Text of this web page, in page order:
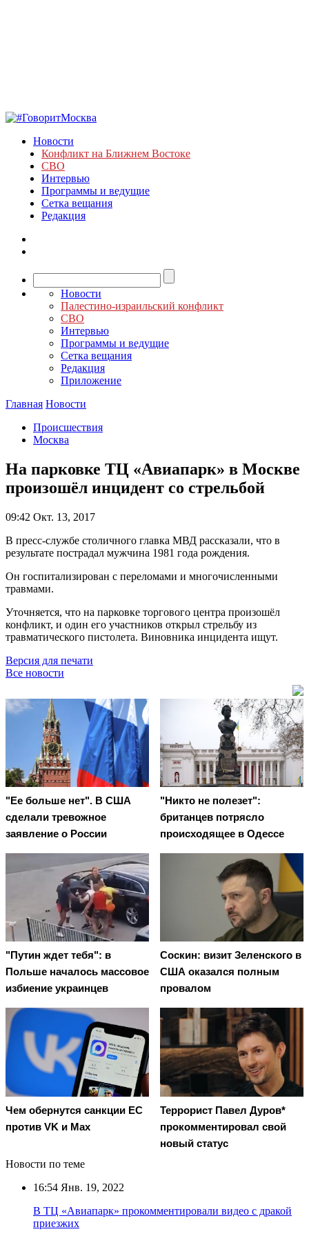
Новости
Конфликт на Ближнем Востоке
СВО
Интервью
Программы и ведущие
Сетка вещания
Редакция
Новости
Палестино-израильский конфликт
СВО
Интервью
Программы и ведущие
Сетка вещания
Редакция
Приложение
Главная Новости
Происшествия
Москва
На парковке ТЦ «Авиапарк» в Москве
произошёл инцидент со стрельбой
09:42 Окт. 13, 2017
В пресс-службе столичного главка МВД рассказали, что в
результате пострадал мужчина 1981 года рождения.
Он госпитализирован с переломами и многочисленными
травмами.
Уточняется, что на парковке торгового центра произошёл
конфликт, и один его участников открыл стрельбу из
травматического пистолета. Виновника инцидента ищут.
Версия для печати
Все новости
"Ее больше нет". В США
сделали тревожное
заявление о России
"Никто не полезет":
британцев потрясло
происходящее в Одессе
"Путин ждет тебя": в
Польше началось массовое
избиение украинцев
Соскин: визит Зеленского в
США оказался полным
провалом
Чем обернутся санкции ЕС
против VK и Max
Террорист Павел Дуров*
прокомментировал свой
новый статус
Новости по теме
16:54 Янв. 19, 2022
В ТЦ «Авиапарк» прокомментировали видео с дракой
приезжих